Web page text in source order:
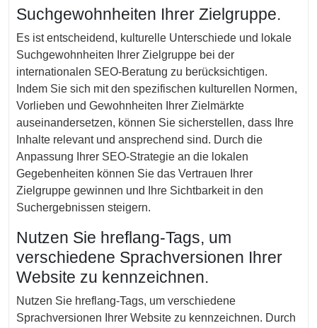
Suchgewohnheiten Ihrer Zielgruppe.
Es ist entscheidend, kulturelle Unterschiede und lokale
Suchgewohnheiten Ihrer Zielgruppe bei der
internationalen SEO-Beratung zu berücksichtigen.
Indem Sie sich mit den spezifischen kulturellen Normen,
Vorlieben und Gewohnheiten Ihrer Zielmärkte
auseinandersetzen, können Sie sicherstellen, dass Ihre
Inhalte relevant und ansprechend sind. Durch die
Anpassung Ihrer SEO-Strategie an die lokalen
Gegebenheiten können Sie das Vertrauen Ihrer
Zielgruppe gewinnen und Ihre Sichtbarkeit in den
Suchergebnissen steigern.
Nutzen Sie hreflang-Tags, um
verschiedene Sprachversionen Ihrer
Website zu kennzeichnen.
Nutzen Sie hreflang-Tags, um verschiedene
Sprachversionen Ihrer Website zu kennzeichnen. Durch